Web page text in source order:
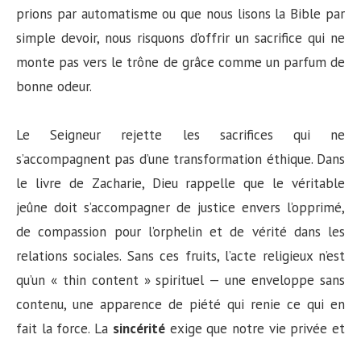
prions par automatisme ou que nous lisons la Bible par
simple devoir, nous risquons d’offrir un sacrifice qui ne
monte pas vers le trône de grâce comme un parfum de
bonne odeur.
Le Seigneur rejette les sacrifices qui ne
s’accompagnent pas d’une transformation éthique. Dans
le livre de Zacharie, Dieu rappelle que le véritable
jeûne doit s’accompagner de justice envers l’opprimé,
de compassion pour l’orphelin et de vérité dans les
relations sociales. Sans ces fruits, l’acte religieux n’est
qu’un « thin content » spirituel — une enveloppe sans
contenu, une apparence de piété qui renie ce qui en
fait la force. La sincéritéexige que notre vie privée et